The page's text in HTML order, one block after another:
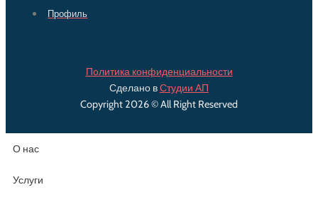
Профиль
Политика конфиденциальности
Сделано вСтудии АП
Copyright 2026 © All Right Reserved
О нас
Услуги